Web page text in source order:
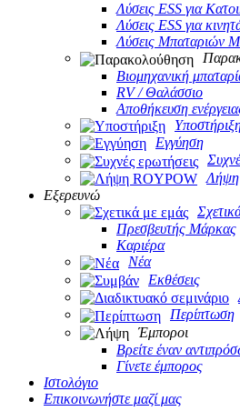
Λύσεις ESS για
Λύσεις ESS για
Λύσεις Μπαταριών
Βιομηχανική
RV / Θαλάσσιο
Αποθήκευση
Εγγύηση
Λήψη
Εξερευνώ
Πρεσβευτής Μάρκας
Καριέρα
Νέα
Εκθέσεις
Περίπτωση
Έμποροι
Βρείτε έναν
Γίνετε έμπορος
Ιστολόγιο
Επικοινωνήστε μαζί μας